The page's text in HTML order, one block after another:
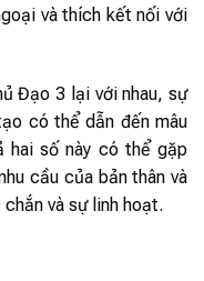
và thích kết nối với
Đạo 3 lại với nhau, sự
có thể dẫn đến mâu
hai số này có thể gặp
cầu của bản thân và
và sự linh hoạt.